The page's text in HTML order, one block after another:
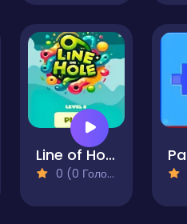
Line of Hole
0 (0 Голосів)